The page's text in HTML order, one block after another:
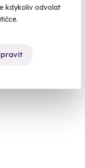
kdykoliv odvolat